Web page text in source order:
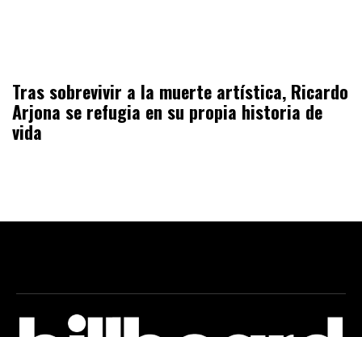
Tras sobrevivir a la muerte artística, Ricardo
Arjona se refugia en su propia historia de
vida